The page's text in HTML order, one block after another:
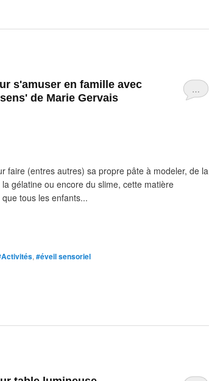
…
de Marie Gervais
faire (entres autres) sa propre pâte à modeler, de la
gélatine ou encore du slime, cette matière
tous les enfants...
, #éveil sensoriel